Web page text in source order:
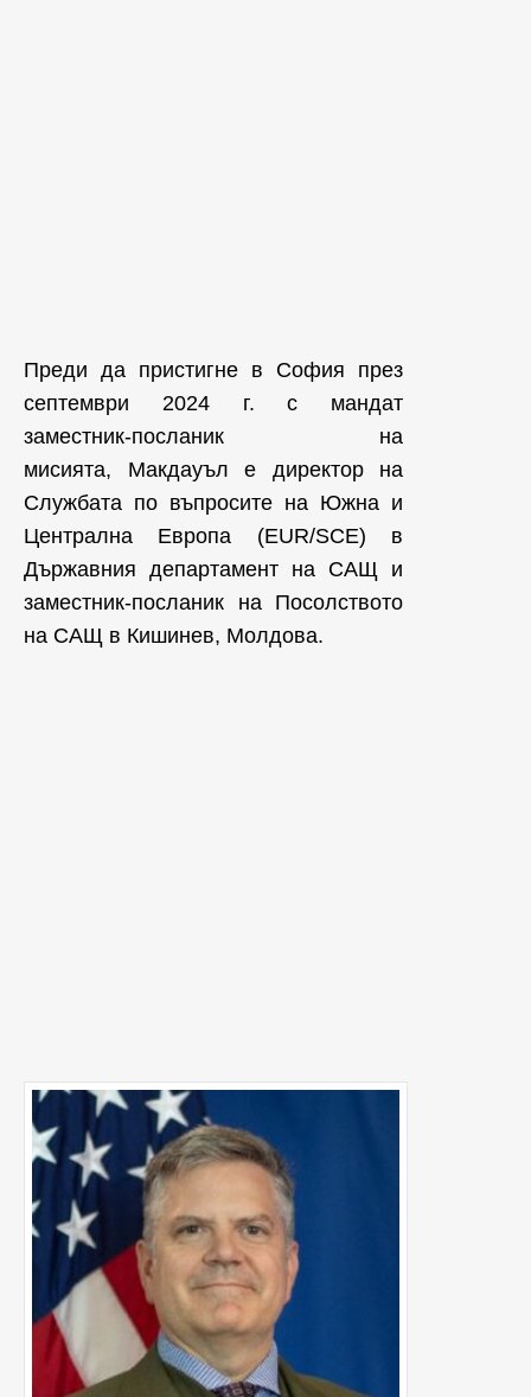
Преди да пристигне в София през
септември 2024 г. с мандат
заместник-посланик на
мисията, Макдауъл е директор на
Службата по въпросите на Южна и
Централна Европа (EUR/SCE) в
Държавния департамент на САЩ и
заместник-посланик на Посолството
на САЩ в Кишинев, Молдова.